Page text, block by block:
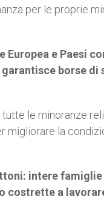
per le proprie
e Paesi
borse di
le minoranze
migliorare la
intere
a